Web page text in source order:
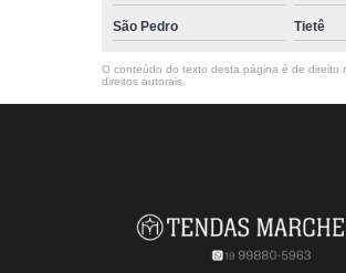
São Pedro Tietê
O conteúdo do texto desta página é de direito
direitos autorais